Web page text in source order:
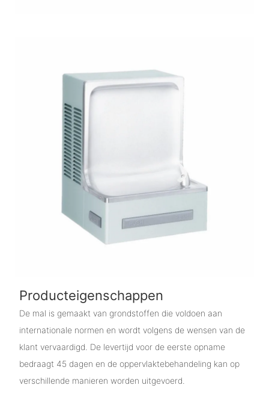
Producteigenschappen
De mal is gemaakt van grondstoffen die voldoen aan
internationale normen en wordt volgens de wensen van de
klant vervaardigd. De levertijd voor de eerste opname
bedraagt ​​45 dagen en de oppervlaktebehandeling kan op
verschillende manieren worden uitgevoerd.